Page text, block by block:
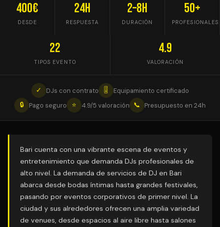
400€
DESDE
24h
RESPUESTA
2–8h
DURACIÓN
50+
PROFESIONALES
22
TIPOS EVENTO
4.9
VALORACIÓN
✓ DJs con contrato 🎚
Equipamiento certificado
🔒
Pago seguro ⭐ 4.9/5 valoración 📞 Presupuesto en 24h
Bari cuenta con una vibrante escena de eventos y
entretenimiento que demanda DJs profesionales de
alto nivel. La demanda de servicios de DJ en Bari
abarca desde bodas íntimas hasta grandes festivales,
pasando por eventos corporativos de primer nivel. La
ciudad y sus alrededores ofrecen una amplia variedad
de venues, desde espacios al aire libre hasta salones